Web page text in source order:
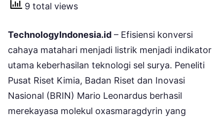
9 total views
TechnologyIndonesia.id – Efisiensi konversi
cahaya matahari menjadi listrik menjadi indikator
utama keberhasilan teknologi sel surya. Peneliti
Pusat Riset Kimia, Badan Riset dan Inovasi
Nasional (BRIN) Mario Leonardus berhasil
merekayasa molekul oxasmaragdyrin yang